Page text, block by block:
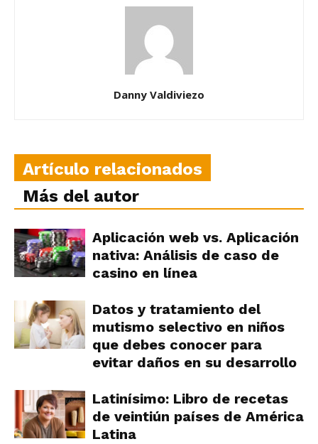
Danny Valdiviezo
Artículo relacionados
Más del autor
Aplicación web vs. Aplicación
nativa: Análisis de caso de
casino en línea
Datos y tratamiento del
mutismo selectivo en niños
que debes conocer para
evitar daños en su desarrollo
Latinísimo: Libro de recetas
de veintiún países de América
Latina